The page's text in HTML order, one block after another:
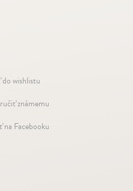
wishlistu
známemu
na Facebooku